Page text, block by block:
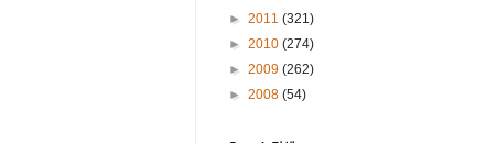
► 2011 (321)
► 2010 (274)
► 2009 (262)
► 2008 (54)